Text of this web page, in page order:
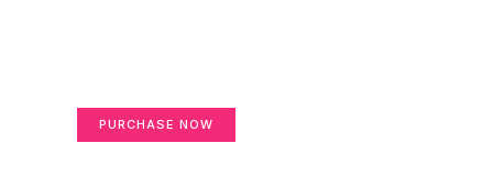
PURCHASE NOW